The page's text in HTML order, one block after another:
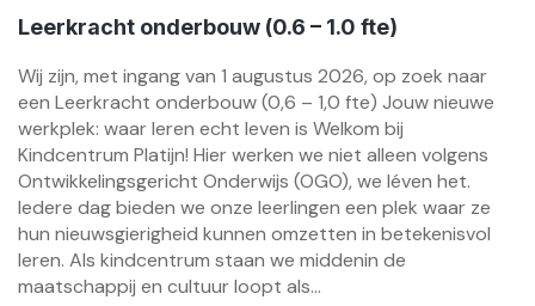
Leerkracht onderbouw (0.6 – 1.0 fte)
Wij zijn, met ingang van 1 augustus 2026, op zoek naar
een Leerkracht onderbouw (0,6 – 1,0 fte) Jouw nieuwe
werkplek: waar leren echt leven is Welkom bij
Kindcentrum Platijn! Hier werken we niet alleen volgens
Ontwikkelingsgericht Onderwijs (OGO), we léven het.
Iedere dag bieden we onze leerlingen een plek waar ze
hun nieuwsgierigheid kunnen omzetten in betekenisvol
leren. Als kindcentrum staan we middenin de
maatschappij en cultuur loopt als...